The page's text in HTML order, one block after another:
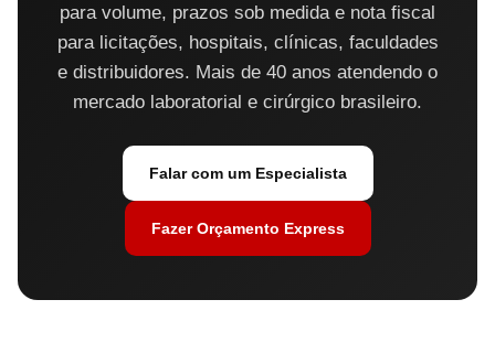
para volume, prazos sob medida e nota fiscal
para licitações, hospitais, clínicas, faculdades
e distribuidores. Mais de 40 anos atendendo o
mercado laboratorial e cirúrgico brasileiro.
Falar com um Especialista
Fazer Orçamento Express